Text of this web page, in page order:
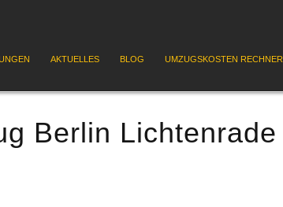
AKTUELLES BLOG UMZUGSKOSTEN RECHNER
Berlin Lichtenrade